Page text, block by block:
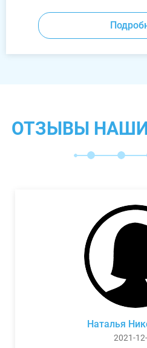
ОТЗЫВЫ
Наталья
2021-